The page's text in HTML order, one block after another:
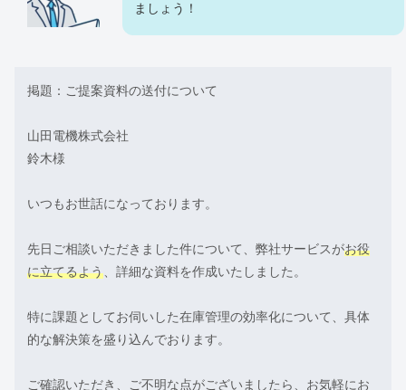
ましょう！
掲題：ご提案資料の送付について
山田電機株式会社
鈴木様
いつもお世話になっております。
先日ご相談いただきました件について、弊社サービスがお役
に立てるよう、詳細な資料を作成いたしました。
特に課題としてお伺いした在庫管理の効率化について、具体
的な解決策を盛り込んでおります。
ご確認いただき、ご不明な点がございましたら、お気軽にお